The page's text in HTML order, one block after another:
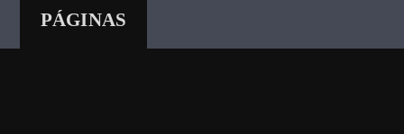
PÁGINAS